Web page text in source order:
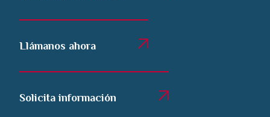
Llámanos ahora
Solicita información